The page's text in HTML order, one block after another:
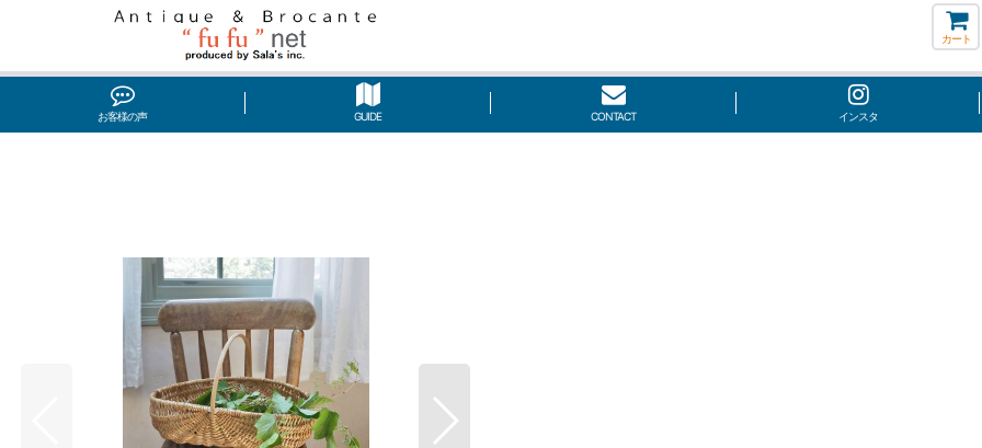
カート
お客様の声 GUIDE CONTACT インスタ